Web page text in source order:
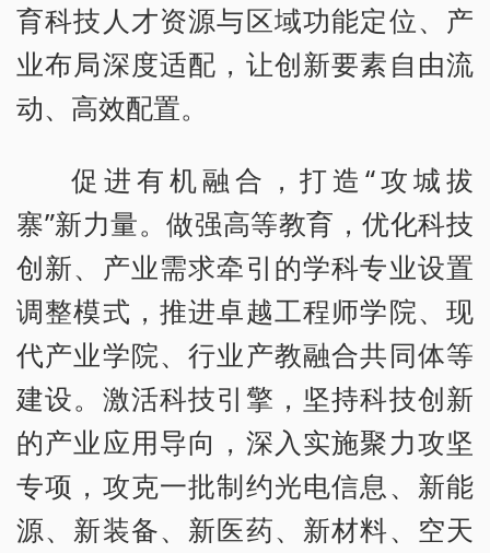
育科技人才资源与区域功能定位、产
业布局深度适配，让创新要素自由流
动、高效配置。
促进有机融合，打造“攻城拔
寨”新力量。做强高等教育，优化科技
创新、产业需求牵引的学科专业设置
调整模式，推进卓越工程师学院、现
代产业学院、行业产教融合共同体等
建设。激活科技引擎，坚持科技创新
的产业应用导向，深入实施聚力攻坚
专项，攻克一批制约光电信息、新能
源、新装备、新医药、新材料、空天